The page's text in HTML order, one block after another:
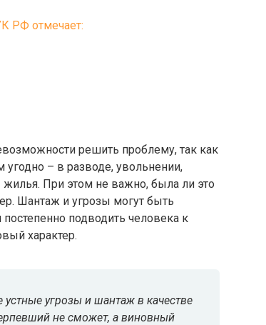
РФ отмечает:
решить проблему, так как
угодно – в разводе, увольнении,
При этом не важно, была ли это
Шантаж и угрозы могут быть
подводить человека к
характер.
угрозы и шантаж в качестве
не сможет, а виновный